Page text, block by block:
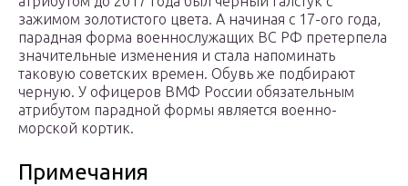
зажимом золотистого цвета. А начиная с 17-ого года,
парадная форма военнослужащих ВС РФ претерпела
значительные изменения и стала напоминать
таковую советских времен. Обувь же подбирают
черную. У офицеров ВМФ России обязательным
атрибутом парадной формы является военно-
морской кортик.
Примечания